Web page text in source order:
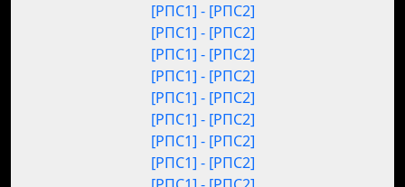
[РПС1] - [РПС2]
[РПС1] - [РПС2]
[РПС1] - [РПС2]
[РПС1] - [РПС2]
[РПС1] - [РПС2]
[РПС1] - [РПС2]
[РПС1] - [РПС2]
[РПС1] - [РПС2]